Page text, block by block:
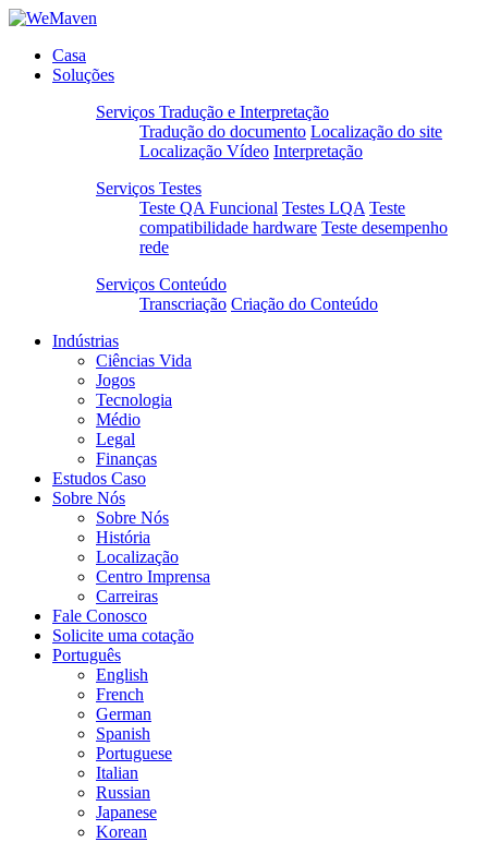
Casa
Soluções
Serviços Tradução e Interpretação
Tradução do documento Localização do site
Localização Vídeo Interpretação
Serviços Testes
Teste QA Funcional Testes LQA Teste
compatibilidade hardware Teste desempenho
rede
Serviços Conteúdo
Transcriação Criação do Conteúdo
Indústrias
Ciências Vida
Jogos
Tecnologia
Médio
Legal
Finanças
Estudos Caso
Sobre Nós
Sobre Nós
História
Localização
Centro Imprensa
Carreiras
Fale Conosco
Solicite uma cotação
Português
English
French
German
Spanish
Portuguese
Italian
Russian
Japanese
Korean